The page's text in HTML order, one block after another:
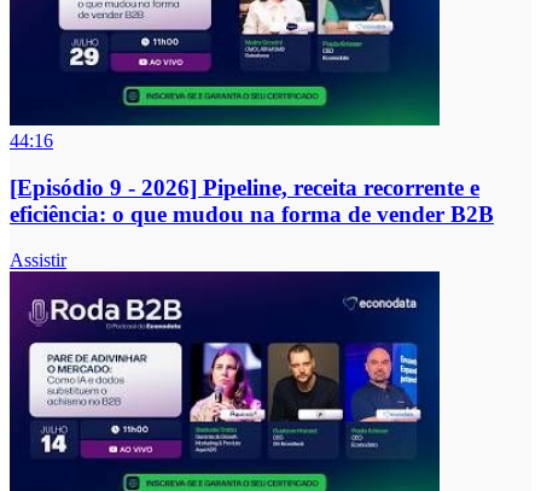
44:16
[Episódio 9 - 2026] Pipeline, receita recorrente e
eficiência: o que mudou na forma de vender B2B
Assistir